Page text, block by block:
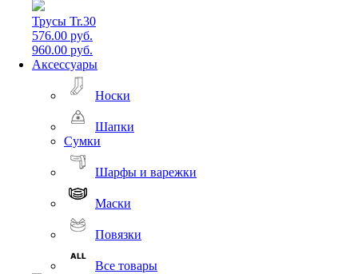
Трусы Tr.30
576.00 руб.
960.00 руб.
Аксессуары
Носки
Шапки
Сумки
Шарфы и варежки
Маски
Повязки
Все товары